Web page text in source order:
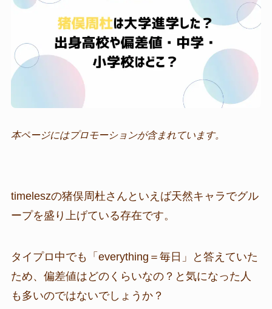
本ページにはプロモーションが含まれています。
timeleszの猪俣周杜さんといえば天然キャラでグル
ープを盛り上げている存在です。
タイプロ中でも「everything＝毎日」と答えていた
ため、偏差値はどのくらいなの？と気になった人
も多いのではないでしょうか？